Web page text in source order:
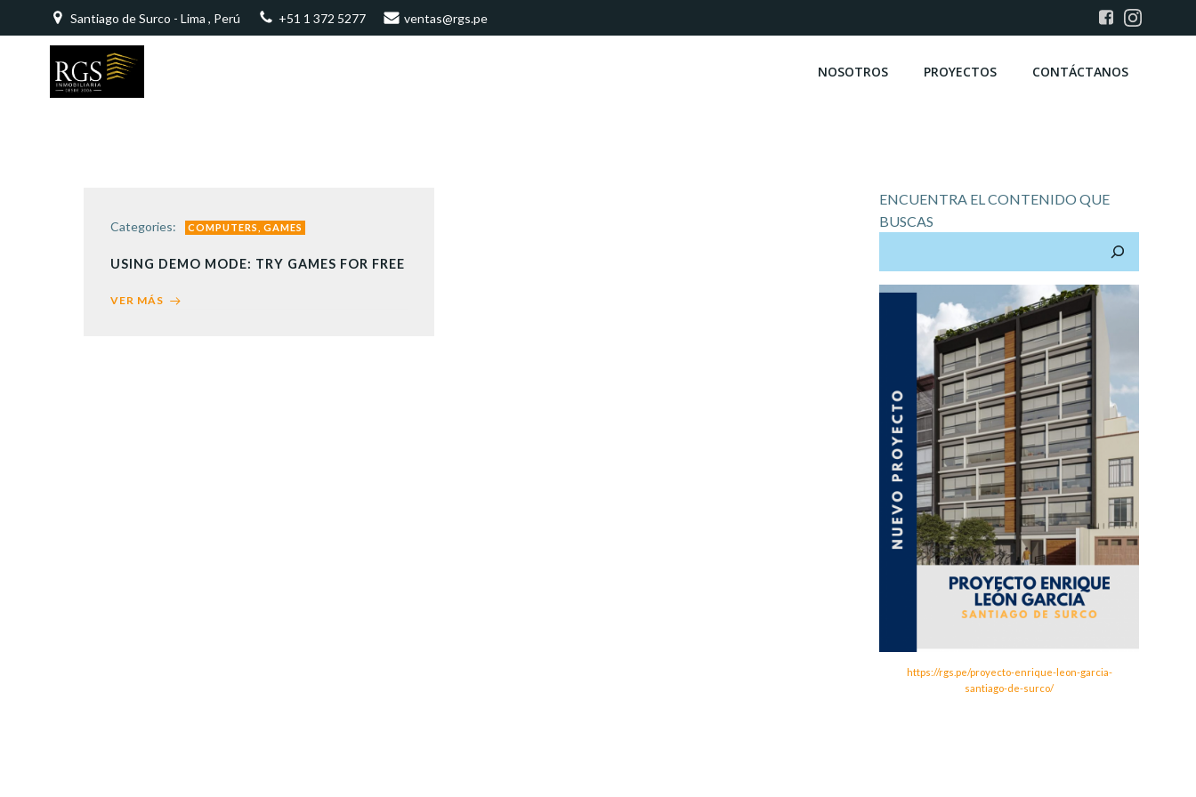
Santiago de Surco - Lima , Perú +51 1 372 5277 ventas@rgs.pe
NOSOTROS PROYECTOS CONTÁCTANOS
Categories: COMPUTERS, GAMES
USING DEMO MODE: TRY GAMES FOR FREE
VER MÁS
ENCUENTRA EL CONTENIDO QUE
BUSCAS
https://rgs.pe/proyecto-enrique-leon-garcia-
santiago-de-surco/